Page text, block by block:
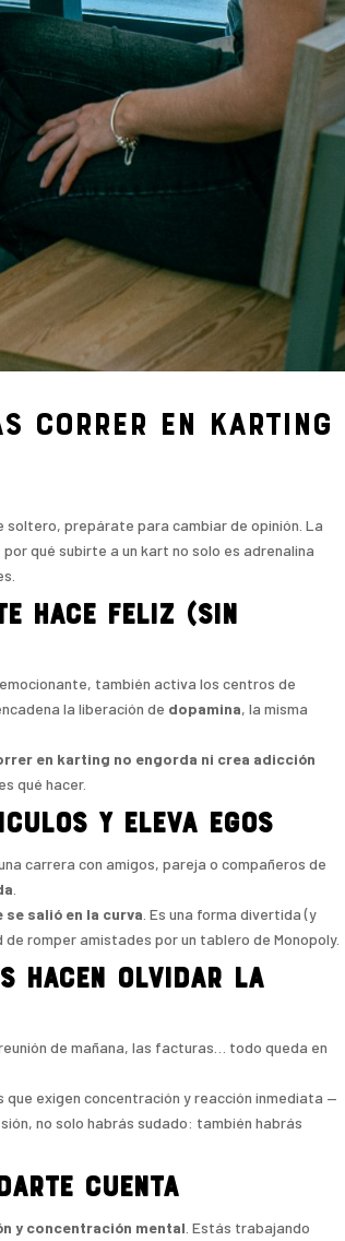
en KARTING
soltero, prepárate para cambiar de opinión. La
qué subirte a un kart no solo es adrenalina
hace feliz (sin
también activa los centros de
la liberación de dopamina, la misma
en karting no engorda ni crea adicción
qué hacer.
y eleva egos
carrera con amigos, pareja o compañeros de
salió en la curva . Es una forma divertida (y
romper amistades por un tablero de Monopoly.
hacen olvidar la
de mañana, las facturas… todo queda en
exigen concentración y reacción inmediata —
no solo habrás sudado: también habrás
cuenta
y concentración mental . Estás trabajando